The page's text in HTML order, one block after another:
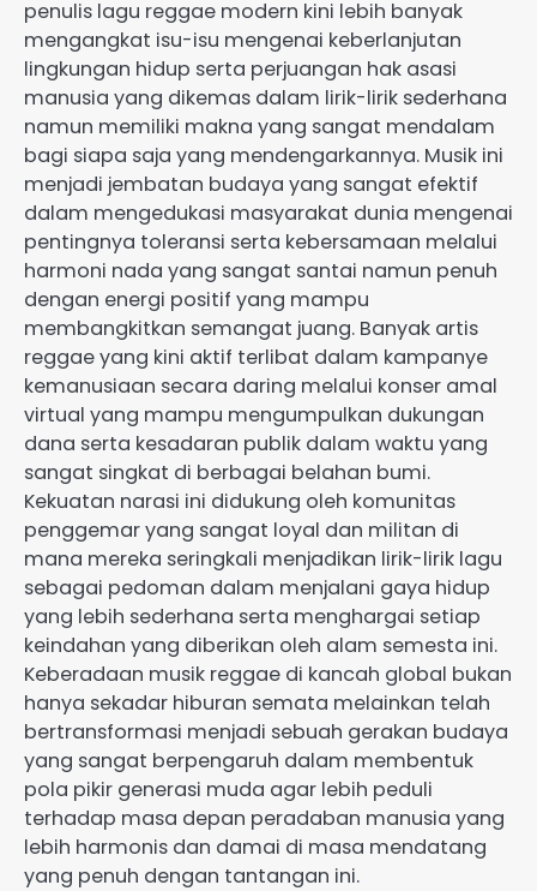
penulis lagu reggae modern kini lebih banyak
mengangkat isu-isu mengenai keberlanjutan
lingkungan hidup serta perjuangan hak asasi
manusia yang dikemas dalam lirik-lirik sederhana
namun memiliki makna yang sangat mendalam
bagi siapa saja yang mendengarkannya. Musik ini
menjadi jembatan budaya yang sangat efektif
dalam mengedukasi masyarakat dunia mengenai
pentingnya toleransi serta kebersamaan melalui
harmoni nada yang sangat santai namun penuh
dengan energi positif yang mampu
membangkitkan semangat juang. Banyak artis
reggae yang kini aktif terlibat dalam kampanye
kemanusiaan secara daring melalui konser amal
virtual yang mampu mengumpulkan dukungan
dana serta kesadaran publik dalam waktu yang
sangat singkat di berbagai belahan bumi.
Kekuatan narasi ini didukung oleh komunitas
penggemar yang sangat loyal dan militan di
mana mereka seringkali menjadikan lirik-lirik lagu
sebagai pedoman dalam menjalani gaya hidup
yang lebih sederhana serta menghargai setiap
keindahan yang diberikan oleh alam semesta ini.
Keberadaan musik reggae di kancah global bukan
hanya sekadar hiburan semata melainkan telah
bertransformasi menjadi sebuah gerakan budaya
yang sangat berpengaruh dalam membentuk
pola pikir generasi muda agar lebih peduli
terhadap masa depan peradaban manusia yang
lebih harmonis dan damai di masa mendatang
yang penuh dengan tantangan ini.